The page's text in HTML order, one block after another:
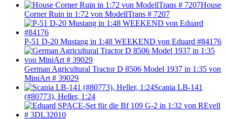
House
Corner Ruin in 1:72 von ModellTrans # 7207
P-51 D-20 Mustang in 1:48 WEEKEND von Eduard #84176
German Agricultural Tractor D 8506 Model 1937 in 1:35 von
MiniArt # 39029
Scania LB-141
(#80773), Heller, 1:24